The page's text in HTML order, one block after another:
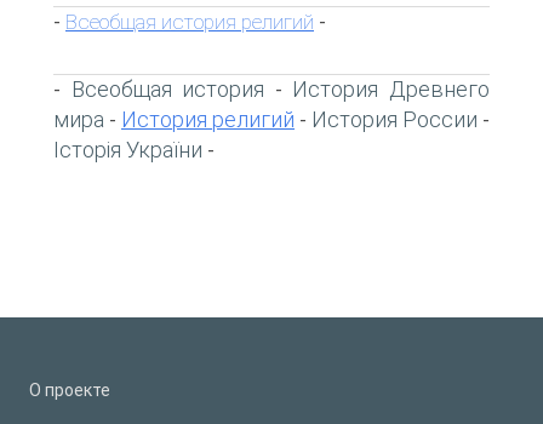
- Всеобщая история религий -
- Всеобщая история - История Древнего
мира - История религий - История России -
Історія України -
О проекте